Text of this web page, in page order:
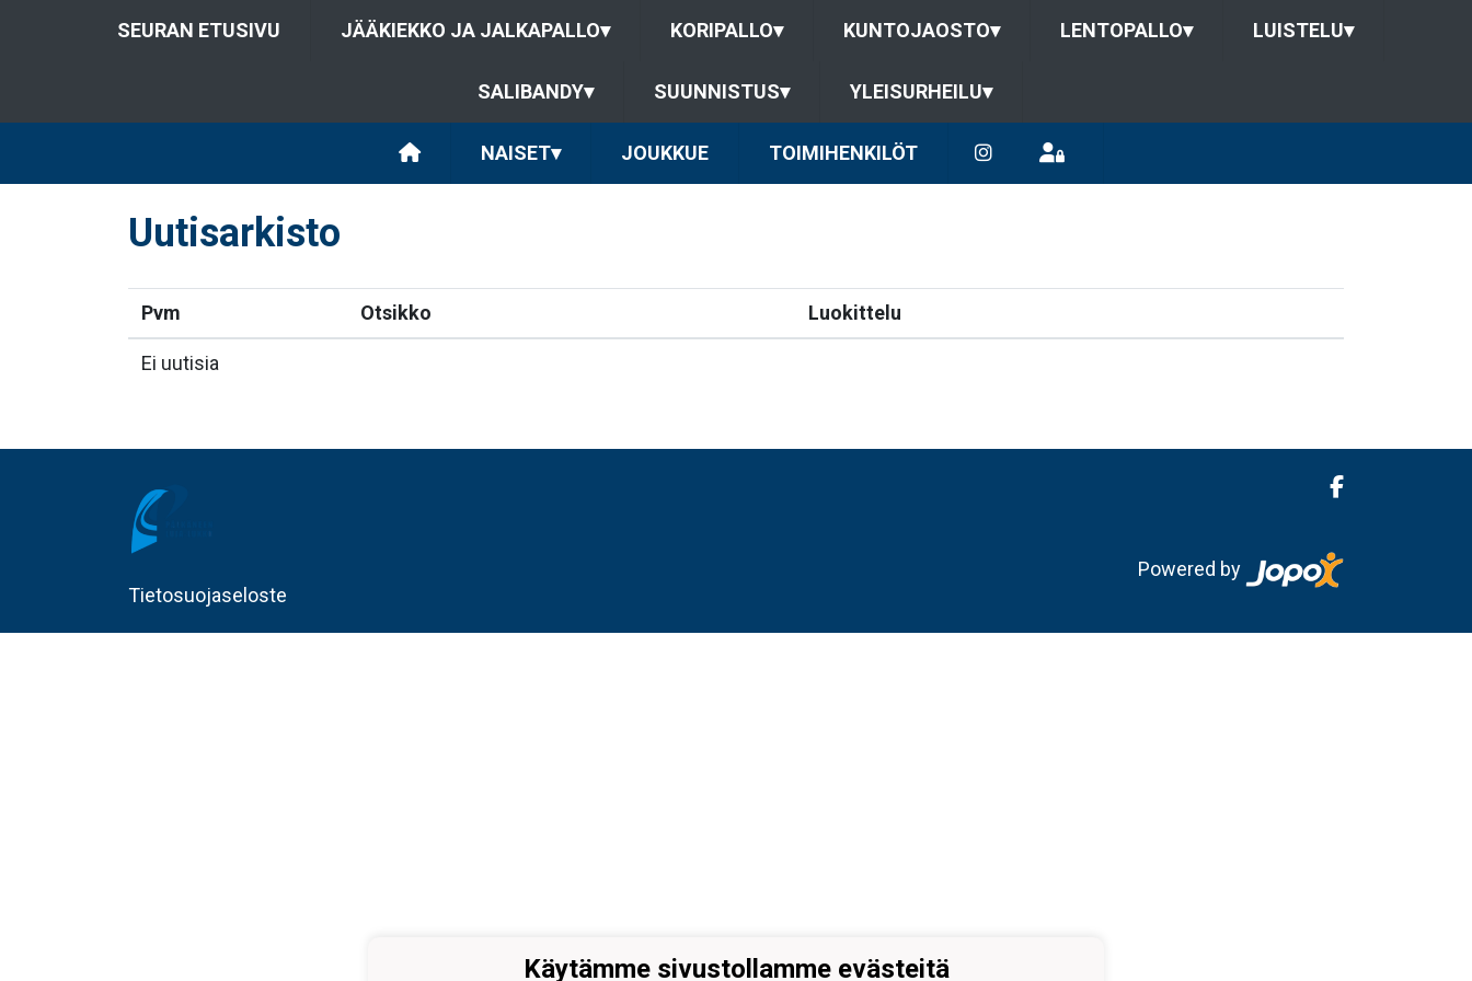
SEURAN ETUSIVU JÄÄKIEKKO JA JALKAPALLO▾ KORIPALLO▾ KUNTOJAOSTO▾ LENTOPALLO▾ LUISTELU▾
SALIBANDY▾ SUUNNISTUS▾ YLEISURHEILU▾
NAISET▾ JOUKKUE TOIMIHENKILÖT
Uutisarkisto
Pvm Otsikko Luokittelu
Ei uutisia
Tietosuojaseloste
Powered by
Käytämme sivustollamme evästeitä